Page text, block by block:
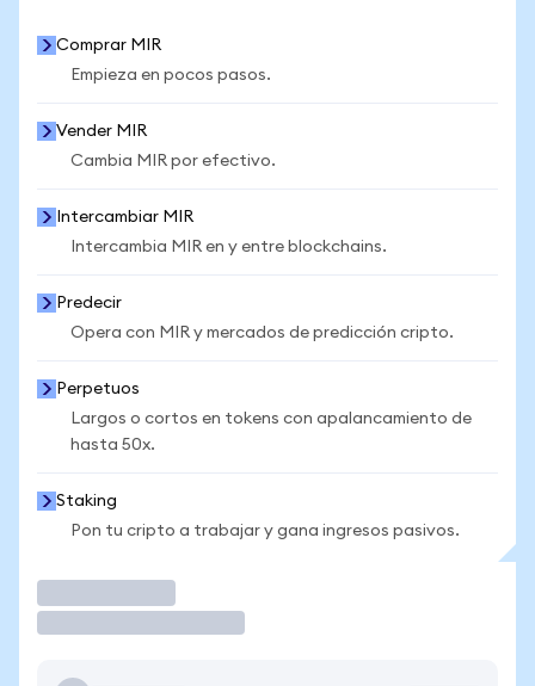
Comprar MIR
Empieza en pocos pasos.
Vender MIR
Cambia MIR por efectivo.
Intercambiar MIR
Intercambia MIR en y entre blockchains.
Predecir
Opera con MIR y mercados de predicción cripto.
Perpetuos
Largos o cortos en tokens con apalancamiento de
hasta 50x.
Staking
Pon tu cripto a trabajar y gana ingresos pasivos.